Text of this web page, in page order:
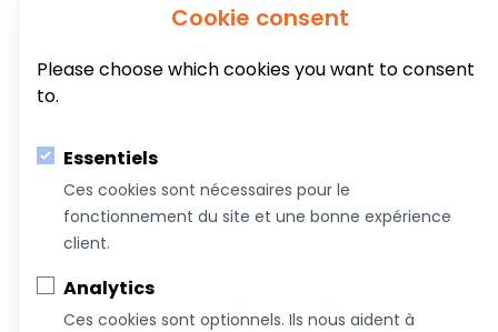
ateliers et
Devenez commanditaire
Termes et conditions
Cookie consent
Please choose which cookies you want to consent
to.
Essentiels
Ces cookies sont nécessaires pour le
fonctionnement du site et une bonne expérience
client.
Analytics
Ces cookies sont optionnels. Ils nous aident à